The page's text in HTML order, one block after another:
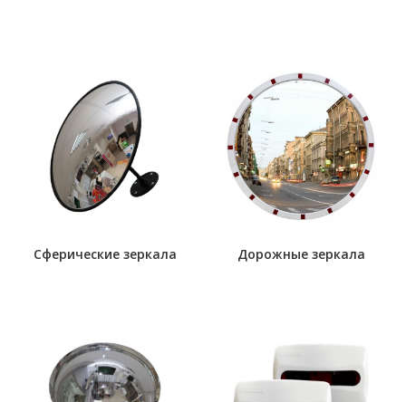
Сферические зеркала Дорожные зеркала